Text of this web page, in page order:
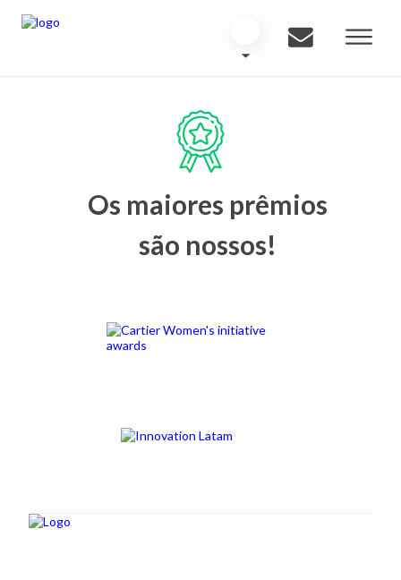
Os maiores prêmios
são nossos!